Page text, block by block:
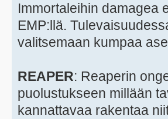
Immortaleihin damagea
EMP:llä.
valitsemaan kumpaa
REAPER: Reaperin
puolustukseen millään
kannattavaa rakentaa